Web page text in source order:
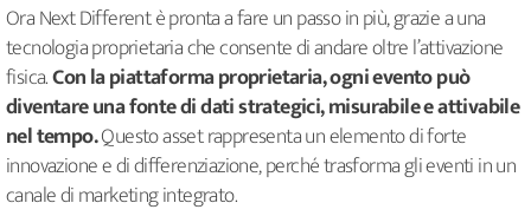
Ora Next Different è pronta a fare un passo in più, grazie a una
tecnologia proprietaria che consente di andare oltre l’attivazione
fisica.Con la piattaforma proprietaria, ogni evento può
diventare una fonte di dati strategici, misurabile e attivabile
nel tempo.Questo asset rappresenta un elemento di forte
innovazione e di differenziazione, perché trasforma gli eventi in un
canale di marketing integrato.